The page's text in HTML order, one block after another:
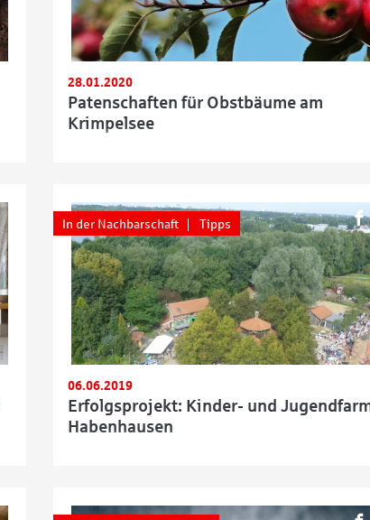
28.01.2020
Patenschaften für Obstbäume am
Krimpelsee
In der Nachbarschaft Tipps
06.06.2019
Erfolgsprojekt: Kinder- und
Habenhausen